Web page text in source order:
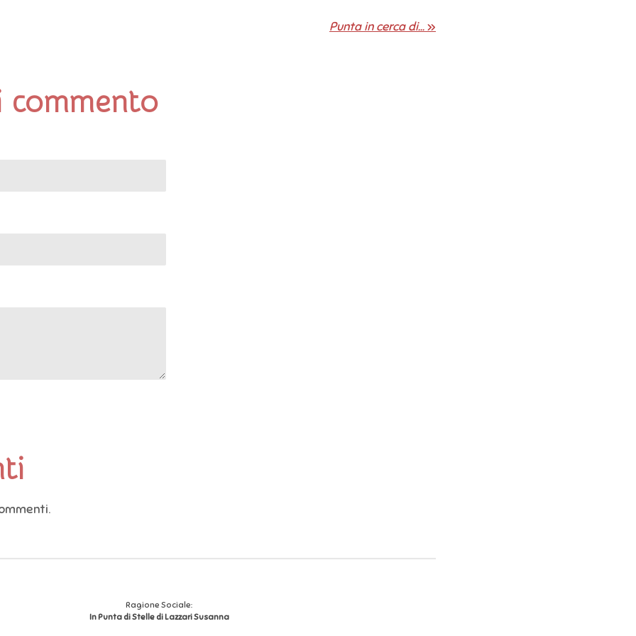
Punta in cerca di...»
commento
Ragione Sociale:
In Punta di Stelle di Lazzari Susanna